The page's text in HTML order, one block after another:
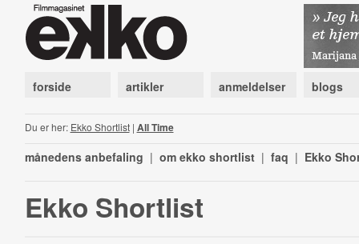
forside artikler anmeldelser blogs
Du er her: Ekko Shortlist| All Time
månedens anbefaling | om ekko shortlist | faq | Ekko
Ekko Shortlist